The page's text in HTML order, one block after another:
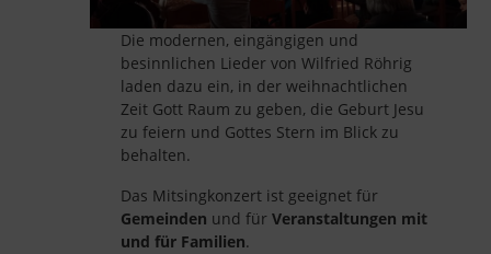
Die modernen, eingängigen und
besinnlichen Lieder von Wilfried Röhrig
laden dazu ein, in der weihnachtlichen
Zeit Gott Raum zu geben, die Geburt Jesu
zu feiern und Gottes Stern im Blick zu
behalten.
Das Mitsingkonzert ist geeignet für
Gemeinden und für Veranstaltungen mit
und für Familien.